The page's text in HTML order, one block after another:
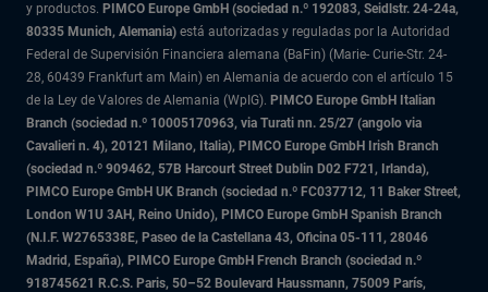
y productos. PIMCO Europe GmbH (sociedad n.º 192083, Seidlstr. 24-24a,
80335 Munich, Alemania) está autorizadas y reguladas por la Autoridad
Federal de Supervisión Financiera alemana (BaFin) (Marie- Curie-Str. 24-
28, 60439 Frankfurt am Main) en Alemania de acuerdo con el artículo 15
de la Ley de Valores de Alemania (WpIG). PIMCO Europe GmbH Italian
Branch (sociedad n.º 10005170963, via Turati nn. 25/27 (angolo via
Cavalieri n. 4), 20121 Milano, Italia), PIMCO Europe GmbH Irish Branch
(sociedad n.º 909462, 57B Harcourt Street Dublin D02 F721, Irlanda),
PIMCO Europe GmbH UK Branch (sociedad n.º FC037712, 11 Baker Street,
London W1U 3AH, Reino Unido), PIMCO Europe GmbH Spanish Branch
(N.I.F. W2765338E, Paseo de la Castellana 43, Oficina 05-111, 28046
Madrid, España), PIMCO Europe GmbH French Branch (sociedad n.º
918745621 R.C.S. Paris, 50–52 Boulevard Haussmann, 75009 París,